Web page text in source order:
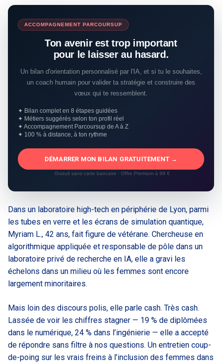
ACCOMPAGNEMENT PARCOURSUP
Ton avenir est trop important
pour le laisser au hasard.
Un bilan d'orientation personnalisé par l'IA, et si tu le souhaites,
un coach humain pour valider ta stratégie et construire des
vœux qui te ressemblent.
✦ Bilan complet en 8 étapes guidées
✦ Métiers suggérés selon ton profil réel
✦ Accompagnement Parcoursup de A à Z
✦ 100 % à distance, à ton rythme
DÉMARRER MON BILAN GRATUITEMENT →
Gratuit sans carte bancaire · Offre Premium à 99 €
Dans un laboratoire high-tech en périphérie de Lyon, parmi
les tubes en verre et les écrans de simulation quantique,
Myriam L., 42 ans, fait figure de vétérane. Chercheuse en
algorithmique appliquée et responsable de pôle dans un
laboratoire privé de recherche en IA, elle a gravi les
échelons dans un milieu où les femmes sont encore
largement minoritaires.
Mais loin des discours polis, elle parle cash. Très cash.
Lassée de voir les chiffres stagner — 19 % de diplômées
dans le numérique, 24 % dans l’ingénierie — elle a accepté
de répondre sans filtre à nos questions. Un entretien coup-
de-poing sur les vrais freins à l’inclusion des femmes dans